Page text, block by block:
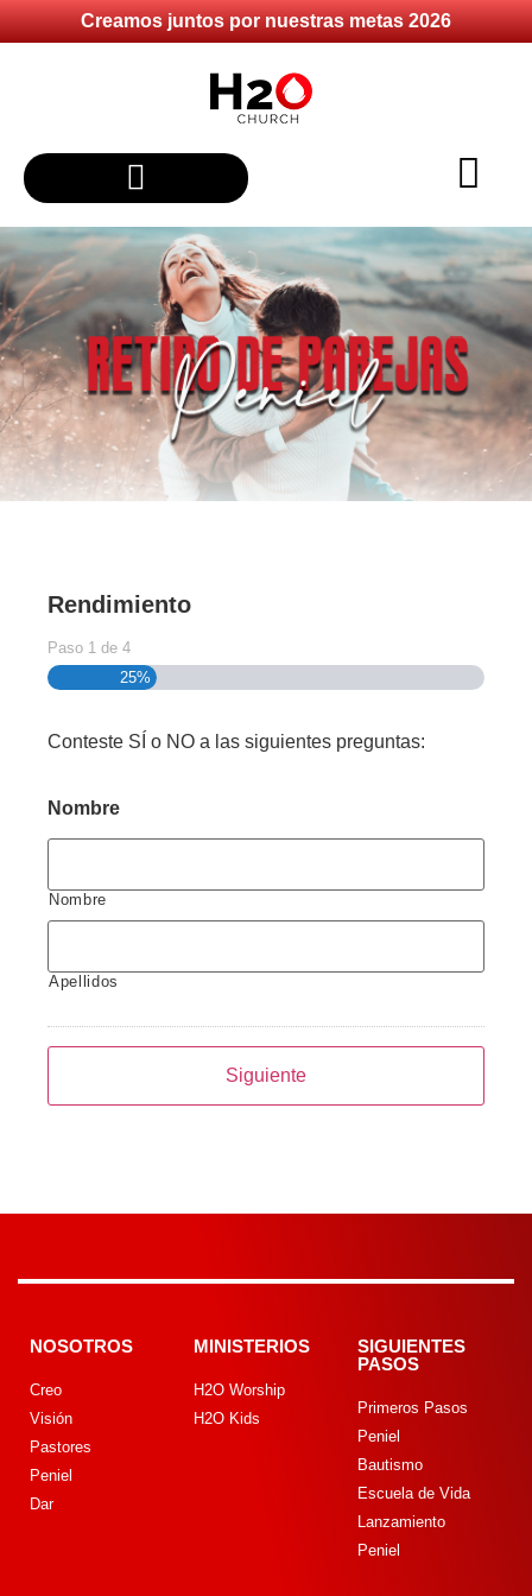
Creamos juntos por nuestras metas 2026
Rendimiento
Paso 1 de 4
25%
Conteste SÍ o NO a las siguientes preguntas:
Nombre
Nombre
Apellidos
NOSOTROS
Creo
Visión
Pastores
Peniel
Dar
MINISTERIOS
H2O Worship
H2O Kids
SIGUIENTES
PASOS
Primeros Pasos
Peniel
Bautismo
Escuela de Vida
Lanzamiento
Peniel